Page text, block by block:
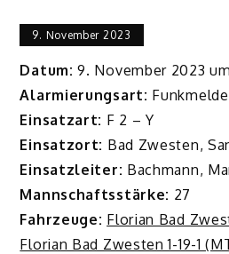
9. November 2023
Datum: 9. November 2023 um
Alarmierungsart:
Einsatzart: F 2 – Y
Einsatzort: Bad Zwesten,
Einsatzleiter: Bachmann,
Mannschaftsstärke: 27
Fahrzeuge: Florian Bad
Florian Bad Zwesten 1-19-1